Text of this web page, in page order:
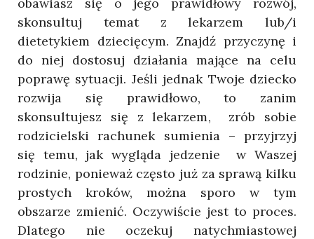
skonsultuj temat z lekarzem lub/i
dietetykiem dziecięcym. Znajdź przyczynę i
do niej dostosuj działania mające na celu
poprawę sytuacji. Jeśli jednak Twoje dziecko
rozwija się prawidłowo, to zanim
skonsultujesz się z lekarzem, zrób sobie
rodzicielski rachunek sumienia – przyjrzyj
się temu, jak wygląda jedzenie w Waszej
rodzinie, ponieważ często już za sprawą kilku
prostych kroków, można sporo w tym
obszarze zmienić. Oczywiście jest to proces.
Dlatego nie oczekuj natychmiastowej